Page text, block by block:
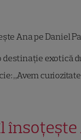
Ana pe Daniel
exotică
„Avem